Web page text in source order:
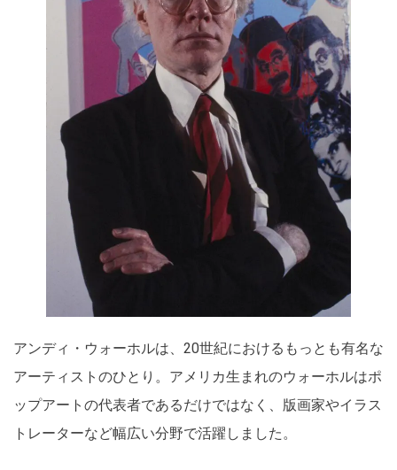
アンディ・ウォーホルは、20世紀におけるもっとも有名な
アーティストのひとり。アメリカ生まれのウォーホルはポ
ップアートの代表者であるだけではなく、版画家やイラス
トレーターなど幅広い分野で活躍しました。